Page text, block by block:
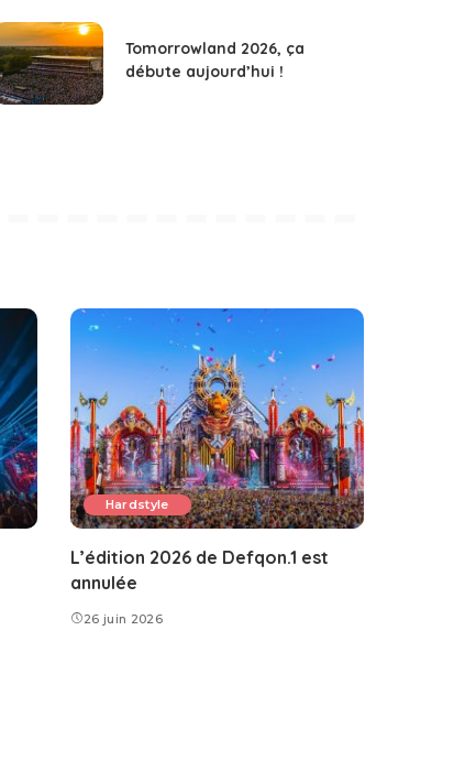
Tomorrowland 2026, ça
débute aujourd’hui !
Hardstyle
L’édition 2026 de Defqon.1 est
annulée
26 juin 2026